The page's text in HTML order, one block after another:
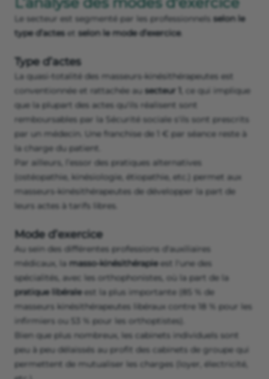
Le secteur est segmenté par les professionnels selon le
type d’actes et selon le mode d’exercice.
Type d’actes
La quasi-totalité des masseurs-kinésithérapeutes est
conventionnée et rattachée au secteur 1
, ce qui implique
que la plupart des actes qu'ils réalisent sont
remboursables par la Sécurité sociale s'ils sont prescrits
par un médecin. Une franchise de 1 € par séance reste à
la charge du patient.
Par ailleurs, l’essor des pratiques alternatives
(ostéopathie, kinésiologie, étiopathie, etc.) permet aux
masseurs-kinésithérapeutes de développer la part de
leurs actes à tarifs libres.
Mode d’exercice
Au sein des différentes professions d'auxiliaires
médicaux, la masso-kinésithérapieest l'une des
spécialités, avec les orthophonistes, où la part de la
pratique libéraleest la plus importante (85 % de
masseurs kinésithérapeutes libéraux contre 18 % pour les
infirmiers ou 53 % pour les orthoptistes).
Bien que plus nombreux, les cabinets individuels sont
peu à peu délaissés au profit des cabinets de groupe qui
permettent de mutualiser les charges (loyer, électricité,